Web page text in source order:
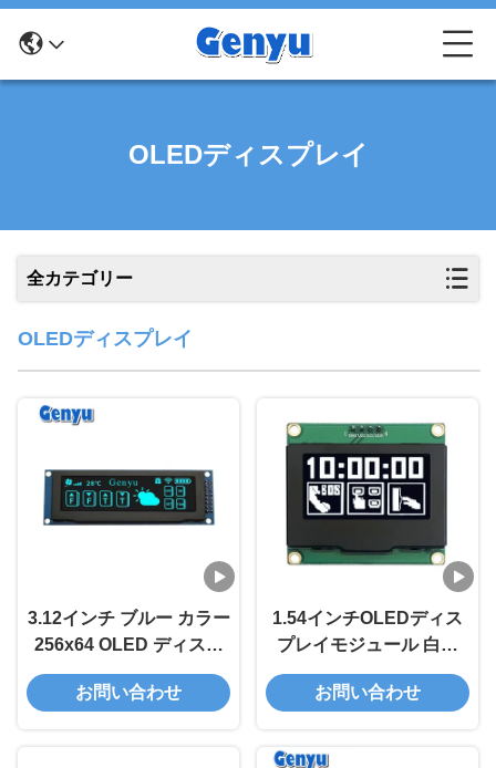
OLEDディスプレイ
全カテゴリー
OLEDディスプレイ
3.12インチ ブルー カラー
256x64 OLED ディスプ
レイ SSD1322 OLED デ
ィスプレイ SPI インター
お問い合わせ
1.54インチOLEDディス
プレイモジュール 白色
128x64ピクセル
SSD1309 I2Cインターフ
お問い合わせ